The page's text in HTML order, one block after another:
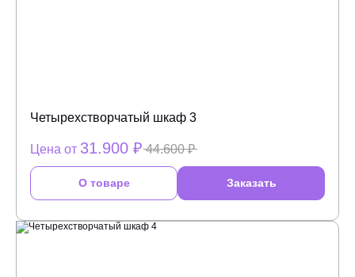
Четырехстворчатый шкаф 3
Цена от 31.900 ₽ 44.600 ₽
О товаре Заказать